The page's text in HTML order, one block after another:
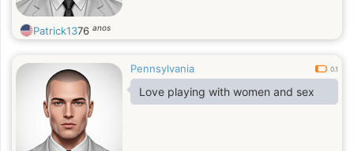
Patrick1376 anos
Pennsylvania 0.1
Love playing with women and sex